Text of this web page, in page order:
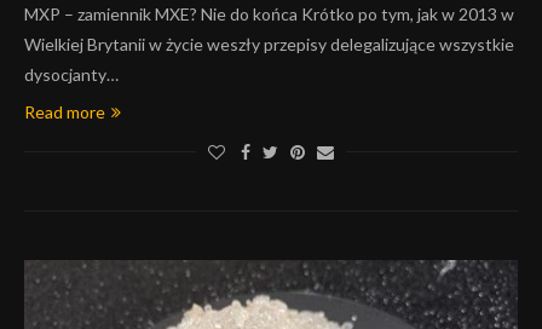
MXP – zamiennik MXE? Nie do końca Krótko po tym, jak w 2013 w
Wielkiej Brytanii w życie weszły przepisy delegalizujące wszystkie
dysocjanty…
Read more